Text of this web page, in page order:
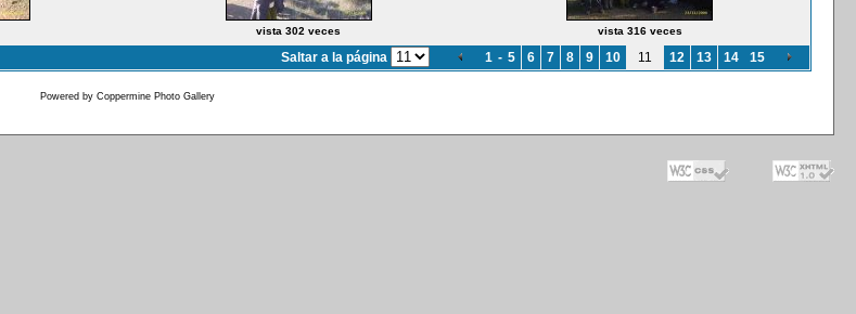
vista 302 veces vista 316 veces
Saltar a la página 1 - 5 6 7 8 9 10 11 12 13 14 15
Powered by Coppermine Photo Gallery